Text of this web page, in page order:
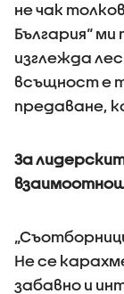
не чак
България“ ми
изглежда
всъщност е
предаване,
За
Не се
забавно и